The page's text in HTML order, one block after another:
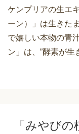
ケンプリアの生エ
ーン）」は生きた
で嬉しい本物の青
ン」は、”酵素が
「みやび